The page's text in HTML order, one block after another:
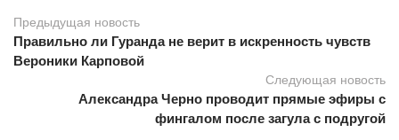
Предыдущая новость
Правильно ли Гуранда не верит в искренность чувств
Вероники Карповой
Следующая новость
Александра Черно проводит прямые эфиры с
фингалом после загула с подругой